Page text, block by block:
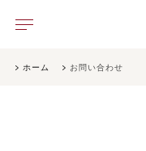
ホーム お問い合わせ